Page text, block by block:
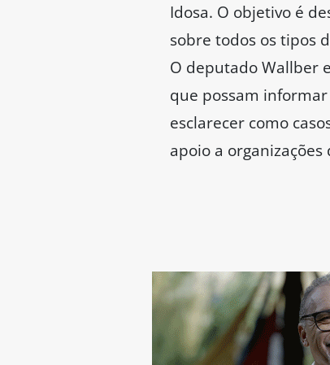
Idosa. O objetivo é
sobre todos os tipos
O deputado Wallber
que possam
esclarecer como
apoio a